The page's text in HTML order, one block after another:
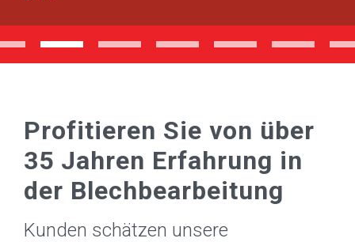
Profitieren Sie von über
35 Jahren Erfahrung in
der Blechbearbeitung
Kunden schätzen unsere